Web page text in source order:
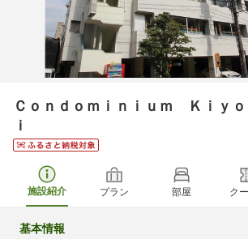
Ｃｏｎｄｏｍｉｎｉｕｍ Ｋｉｙｏ
ｉ
施設紹介 プラン 部屋 ク
基本情報